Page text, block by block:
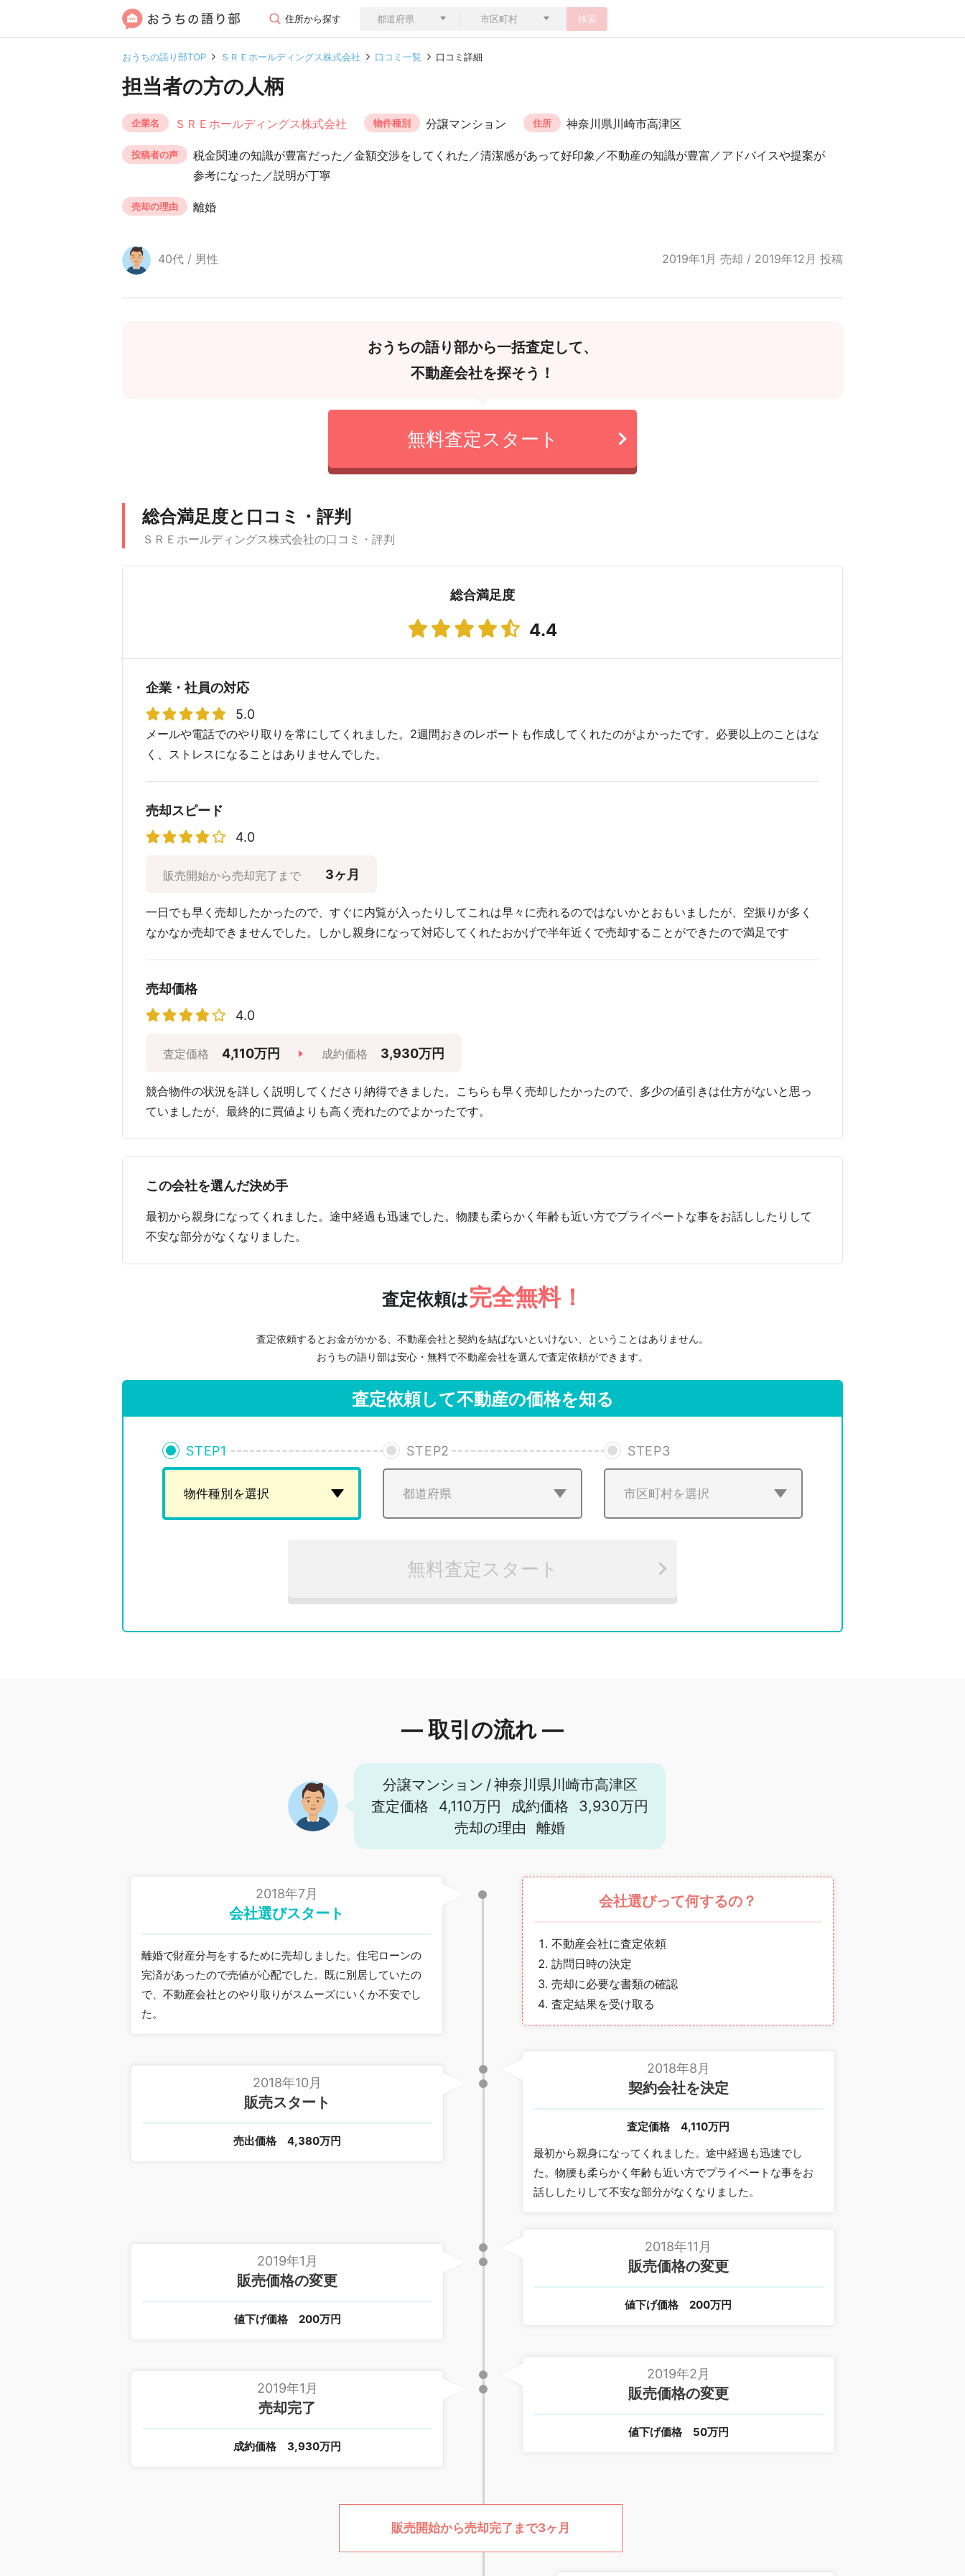
住所から探す 検索
おうちの語り部TOP ＳＲＥホールディングス株式会社 口コミ一覧 口コミ詳細
担当者の方の人柄
企業名 ＳＲＥホールディングス株式会社 物件種別 分譲マンション 住所 神奈川県川崎市高津区
投稿者の声
税金関連の知識が豊富だった／金額交渉をしてくれた／清潔感があって好印象／不動産の知識が豊富／アドバイスや提案が
参考になった／説明が丁寧
売却の理由 離婚
40代 / 男性 2019年1月 売却 / 2019年12月 投稿
おうちの語り部から一括査定して、
不動産会社を探そう！
無料査定スタート
総合満足度と口コミ・評判
ＳＲＥホールディングス株式会社の口コミ・評判
総合満足度
4.4
企業・社員の対応
5.0
メールや電話でのやり取りを常にしてくれました。2週間おきのレポートも作成してくれたのがよかったです。必要以上のことはな
く、ストレスになることはありませんでした。
売却スピード
4.0
販売開始から売却完了まで 3ヶ月
一日でも早く売却したかったので、すぐに内覧が入ったりしてこれは早々に売れるのではないかとおもいましたが、空振りが多く
なかなか売却できませんでした。しかし親身になって対応してくれたおかげで半年近くで売却することができたので満足です
売却価格
4.0
査定価格 4,110万円 成約価格 3,930万円
競合物件の状況を詳しく説明してくださり納得できました。こちらも早く売却したかったので、多少の値引きは仕方がないと思っ
ていましたが、最終的に買値よりも高く売れたのでよかったです。
この会社を選んだ決め手
最初から親身になってくれました。途中経過も迅速でした。物腰も柔らかく年齢も近い方でプライベートな事をお話ししたりして
不安な部分がなくなりました。
査定依頼は完全無料！
査定依頼するとお金がかかる、不動産会社と契約を結ばないといけない、ということはありません。
おうちの語り部は安心・無料で不動産会社を選んで査定依頼ができます。
査定依頼して不動産の価格を知る
STEP1 STEP2 STEP3
無料査定スタート
― 取引の流れ ―
分譲マンション /神奈川県川崎市高津区
査定価格
4,110万円 成約価格
3,930万円
売却の理由
離婚
2018年7月
会社選びスタート
離婚で財産分与をするために売却しました。住宅ローンの
完済があったので売値が心配でした。既に別居していたの
で、不動産会社とのやり取りがスムーズにいくか不安でし
た。
会社選びって何するの？
不動産会社に査定依頼
訪問日時の決定
売却に必要な書類の確認
査定結果を受け取る
2018年8月
契約会社を決定
査定価格
4,110万円
最初から親身になってくれました。途中経過も迅速でし
た。物腰も柔らかく年齢も近い方でプライベートな事をお
話ししたりして不安な部分がなくなりました。
2018年10月
販売スタート
売出価格 4,380万円
2018年11月
販売価格の変更
値下げ価格 200万円
2019年1月
販売価格の変更
値下げ価格 200万円
2019年2月
販売価格の変更
値下げ価格 50万円
2019年1月
売却完了
成約価格 3,930万円
販売開始から売却完了まで3ヶ月